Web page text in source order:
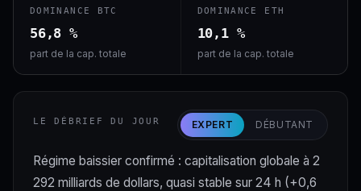
DOMINANCE BTC
56,8 %
part de la cap. totale
DOMINANCE ETH
10,1 %
part de la cap. totale
LE DÉBRIEF DU JOUR EXPERT DÉBUTANT
Régime baissier confirmé : capitalisation globale à 2
292 milliards de dollars, quasi stable sur 24 h (+0,6